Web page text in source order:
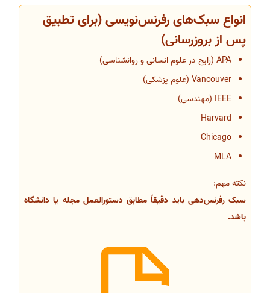
انواع سبک‌های رفرنس‌نویسی (برای تطبیق
پس از بروزرسانی)
APA (رایج در علوم انسانی و روانشناسی)
Vancouver (علوم پزشکی)
IEEE (مهندسی)
Harvard
Chicago
MLA
نکته مهم:
سبک رفرنس‌دهی باید دقیقاً مطابق دستورالعمل مجله یا دانشگاه
باشد.